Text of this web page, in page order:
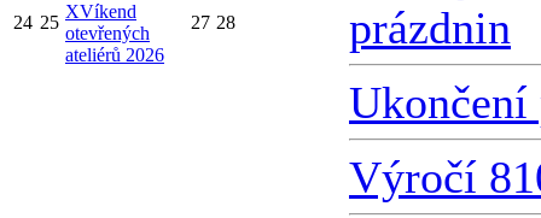
24 25
XVíkend
otevřených
ateliérů 2026
27 28
prázdnin
Ukončení
Výročí